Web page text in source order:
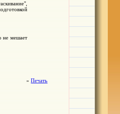
не мешает
»Печать